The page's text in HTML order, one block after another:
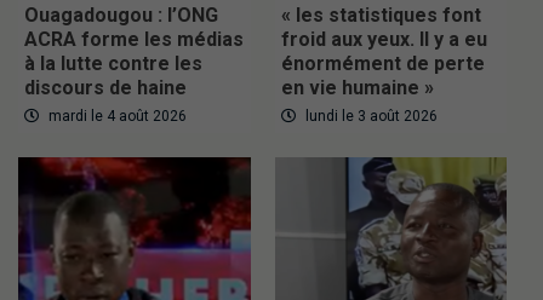
Ouagadougou : l’ONG
ACRA forme les médias
à la lutte contre les
discours de haine
mardi le 4 août 2026
« les statistiques font
froid aux yeux. Il y a eu
énormément de perte
en vie humaine »
lundi le 3 août 2026